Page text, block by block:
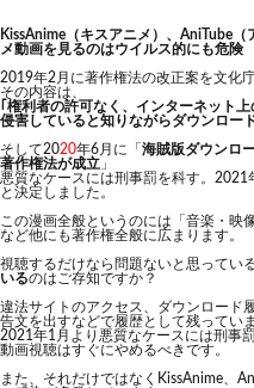
KissAnime（キスアニメ）、AniTube
メ動画を見るのはウイルス的にも危険
2019年2月に著作権法の改正案を文化
その内容は、
｢権利者の許可なく、インターネット
侵害していると知りながらダウンロー
そして2020年6月に「 海賊版ダウンロ
著作権法が成立 」
悪質なケースには刑事罰を科す。2021
と決定しました。
この漫画全般というのには「音楽・映
など他にも著作権全般に広まります。
視聴するだけなら問題ないと思ってい
いるのはご存知ですか？
違法サイトのアクセス、ダウンロード
告文を出すなどで履歴として残ってい
2021年1月より悪質なケースには刑事
動画視聴はすぐにやめるべきです。
また、それだけではなくKissAnime、